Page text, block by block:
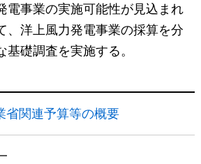
電事業の実施可能性が見込まれ
、洋上風力発電事業の採算を分
礎調査を実施する。
省関連予算等の概要